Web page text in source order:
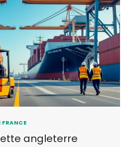
angleterre